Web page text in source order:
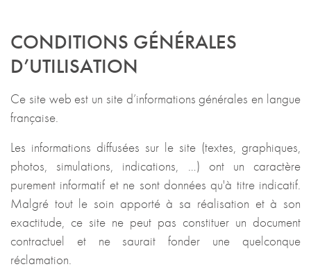
CONDITIONS GÉNÉRALES
D’UTILISATION
Ce site web est un site d’informations générales en langue
française.
Les informations diffusées sur le site (textes, graphiques,
photos, simulations, indications, …) ont un caractère
purement informatif et ne sont données qu'à titre indicatif.
Malgré tout le soin apporté à sa réalisation et à son
exactitude, ce site ne peut pas constituer un document
contractuel et ne saurait fonder une quelconque
réclamation.